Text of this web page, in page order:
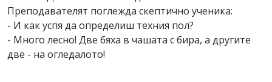
Преподавателят поглежда скептично ученика:
- И как успя да определиш техния пол?
- Много лесно! Две бяха в чашата с бира, а другите
две - на огледалото!